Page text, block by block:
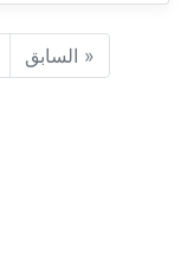
« السابق